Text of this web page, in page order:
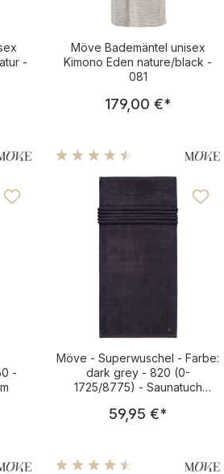
-
Preis:
Möve Bademäntel unisex
Kimono Eden nature/black -
081
Regulärer
179,00 €*
von 5 von 5 Sternen
-
Preis:
Durchschnittliche
Möve - Superwuschel - Farbe:
dark grey - 820 (0-
1725/8775) - Saunatuch
Regulärer
59,95 €*